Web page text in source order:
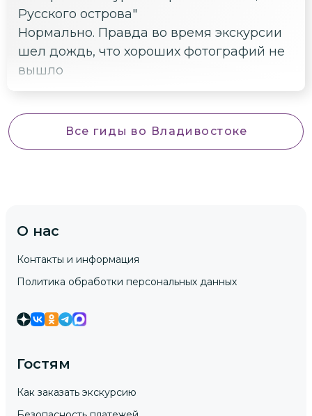
Русского острова"
Нормально. Правда во время экскурсии
шел дождь, что хороших фотографий не
вышло
Все гиды во Владивостоке
О нас
Контакты и информация
Политика обработки персональных данных
Гостям
Как заказать экскурсию